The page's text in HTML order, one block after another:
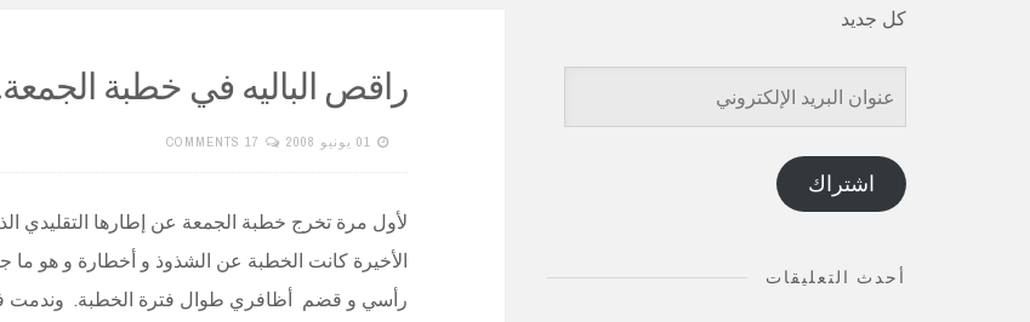
راقص الباليه في خطبة
01 يونيو 2008 17 COMMENTS
لأول مرة تخرج خطبة الجمعة عن إطارها التقليدي
الأخيرة كانت الخطبة عن الشذوذ و أخطارة و هو
رأسي و قضم أظافري طوال فترة الخطبة. وندمت
كل جديد
عنوان
البريد
الإلكتروني
اشتراك
أحدث التعليقات